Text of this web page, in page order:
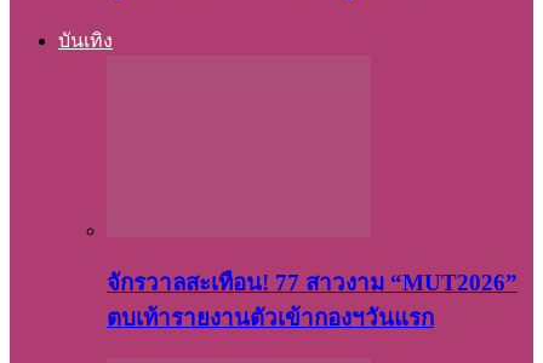
บันเทิง
จักรวาลสะเทือน! 77 สาวงาม “MUT2026”
ตบเท้ารายงานตัวเข้ากองฯวันแรก